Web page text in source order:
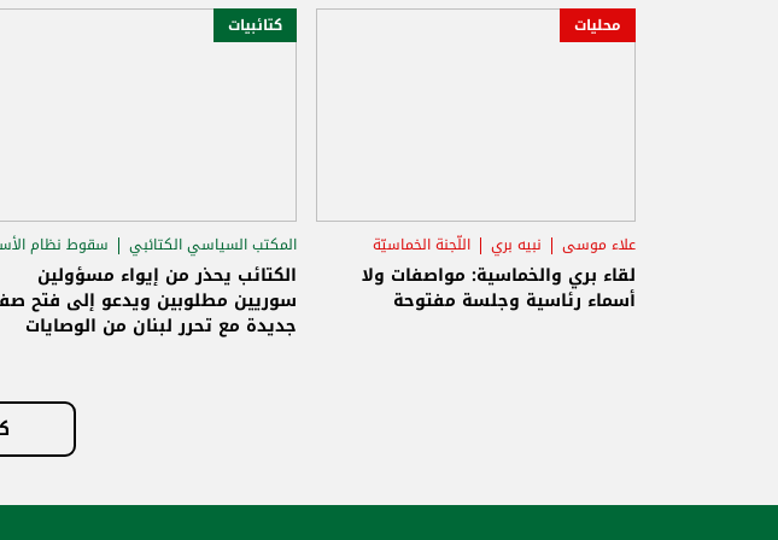
محليات
علاء موسى نبيه بري اللّجنة الخماسيّة
لقاء بري والخماسية: مواصفات ولا
أسماء رئاسية وجلسة مفتوحة
كتائبيات
المكتب السياسي الكتائبي
سقوط نظام
الاستحقاق الرئاسي
الكتائب يحذر من إيواء مسؤولين
سوريين مطلوبين ويدعو إلى فتح
جديدة مع تحرر لبنان من الوصايات